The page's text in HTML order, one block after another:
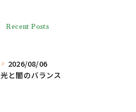
Recent Posts
2026/08/06
光と闇のバランス